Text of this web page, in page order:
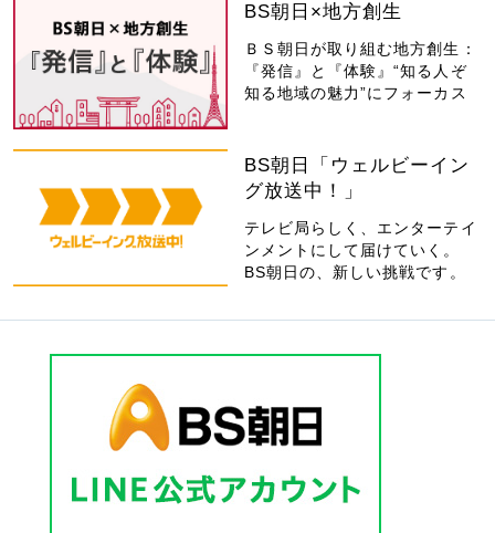
BS朝日×地方創生
ＢＳ朝日が取り組む地方創生：
『発信』と『体験』“知る人ぞ
知る地域の魅力”にフォーカス
BS朝日「ウェルビーイン
グ放送中！」
テレビ局らしく、エンターテイ
ンメントにして届けていく。
BS朝日の、新しい挑戦です。